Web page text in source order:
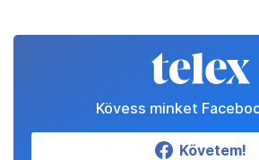
Kövess minket
Követem!